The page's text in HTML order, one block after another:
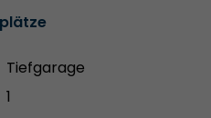
Tiefgarage
1